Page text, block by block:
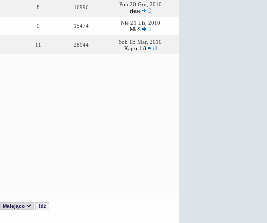
8 16996
Pon 20 Gru, 2010
riese
9 15474
Nie 21 Lis, 2010
MeS
11 28944
Sob 13 Mar, 2010
Kapo 1.8